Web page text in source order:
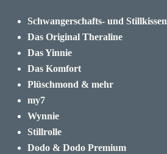
Schwangerschafts- und Stillkissen
Das Original Theraline
Das Yinnie
Das Komfort
Plüschmond & mehr
my7
Wynnie
Stillrolle
Dodo & Dodo Premium